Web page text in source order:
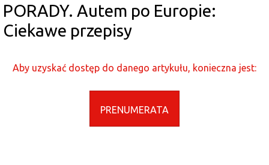
PORADY. Autem po Europie:
Ciekawe przepisy
Aby uzyskać dostęp do danego artykułu, konieczna jest:
PRENUMERATA